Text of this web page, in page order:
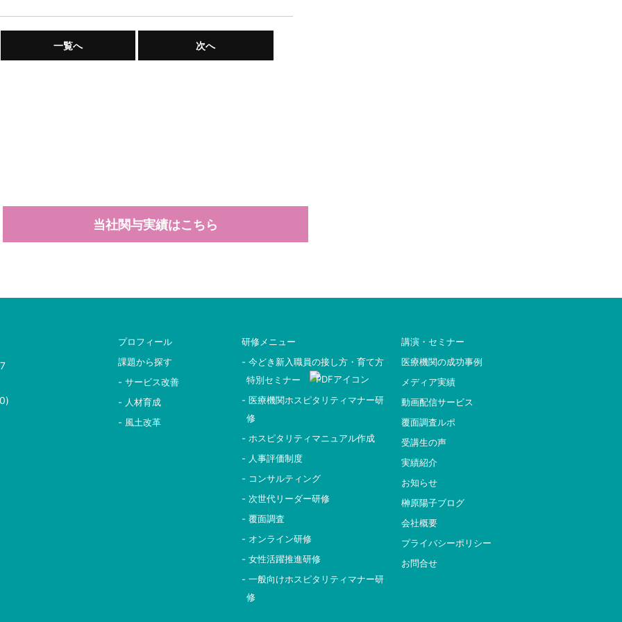
一覧へ 次へ
当社関与実績はこちら
プロフィール
課題から探す
- サービス改善
- 人材育成
- 風土改革
研修メニュー
- 今どき新入職員の接し方・育て方
特別セミナー
- 医療機関ホスピタリティマナー研
修
- ホスピタリティマニュアル作成
- 人事評価制度
- コンサルティング
- 次世代リーダー研修
- 覆面調査
- オンライン研修
- 女性活躍推進研修
- 一般向けホスピタリティマナー研
修
講演・セミナー
医療機関の成功事例
メディア実績
動画配信サービス
覆面調査ルポ
受講生の声
実績紹介
お知らせ
榊原陽子ブログ
会社概要
プライバシーポリシー
お問合せ